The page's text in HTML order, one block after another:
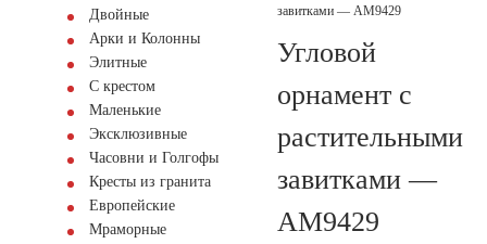
Двойные
Арки и Колонны
Элитные
С крестом
Маленькие
Эксклюзивные
Часовни и Голгофы
Кресты из гранита
Европейские
Мраморные
завитками — AM9429
Угловой
орнамент с
растительными
завитками —
AM9429